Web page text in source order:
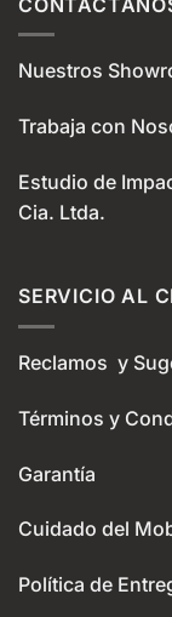
Nuestros
Trabaja con
Estudio de
Cia. Ltda.
SERVICIO AL
Reclamos y
Términos y
Garantía
Cuidado del
Política de